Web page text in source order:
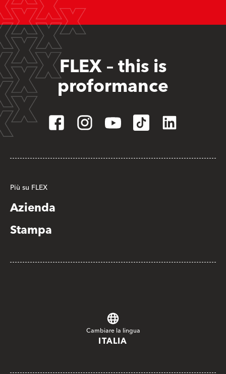
FLEX – this is
proformance
Più su FLEX
Azienda
Stampa
Cambiare la lingua
ITALIA